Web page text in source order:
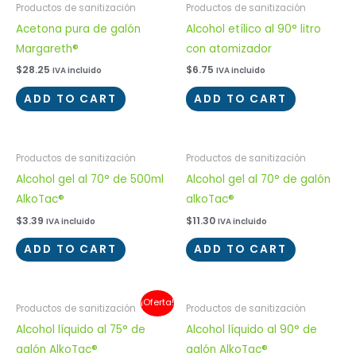
Productos de sanitización
Acetona pura de galón
Margareth®
$28.25 IVA incluido
ADD TO CART
Productos de sanitización
Alcohol etílico al 90° litro
con atomizador
$6.75 IVA incluido
ADD TO CART
Productos de sanitización
Alcohol gel al 70° de 500ml
AlkoTac®
$3.39 IVA incluido
ADD TO CART
Productos de sanitización
Alcohol gel al 70° de galón
alkoTac®
$11.30 IVA incluido
ADD TO CART
¡Oferta!
Productos de sanitización
Alcohol líquido al 75° de
galón AlkoTac®
Productos de sanitización
Alcohol líquido al 90° de
galón AlkoTac®